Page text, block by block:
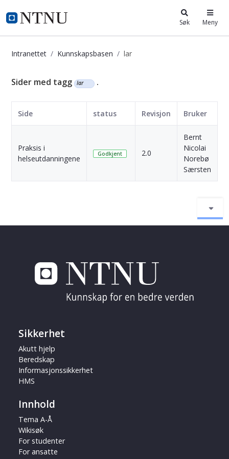
i.ntnu.no Søk Meny
Intranettet Kunnskapsbasen lar
Kunnskapsbasen
Sider med tagg lar .
Side status Revisjon Bruker
Praksis i
helseutdanningene
Godkjent 2.0
Bernt
Nicolai
Norebø
Særsten
Sikkerhet
Akutt hjelp
Beredskap
Informasjonssikkerhet
HMS
Innhold
Tema A-Å
Wikisøk
For studenter
For ansatte